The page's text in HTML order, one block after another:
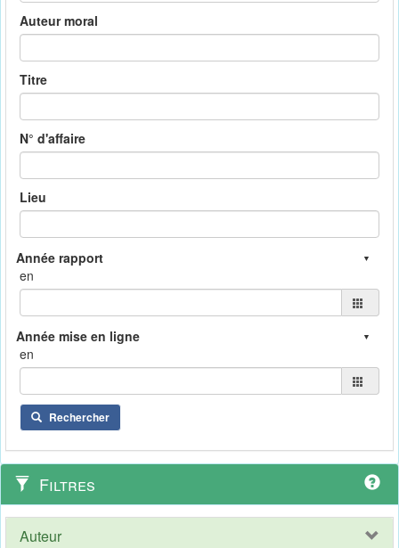
Auteur moral
Titre
N° d'affaire
Lieu
en
en
Rechercher
Filtres
Auteur